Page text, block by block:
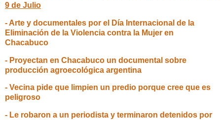
9 de Julio
- Arte y documentales por el Día Internacional de la
Eliminación de la Violencia contra la Mujer en
Chacabuco
- Proyectan en Chacabuco un documental sobre
producción agroecológica argentina
- Vecina pide que limpien un predio porque cree que es
peligroso
- Le robaron a un periodista y terminaron detenidos por